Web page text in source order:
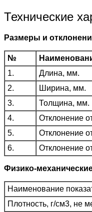
Технические
Размеры и
№
1.
Длина, мм.
2.
Ширина, мм.
3.
Толщина, мм.
4.
Отклонение
5.
Отклонение
6.
Отклонение
Физико-
Наименование
Плотность, г/см3, не